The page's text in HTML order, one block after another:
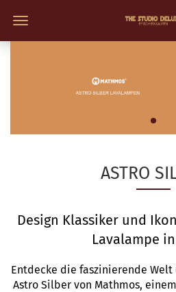
ASTRO
Design Klassiker und
Lavalampe
Entdecke die faszinierende
Astro Silber von Mathmos,